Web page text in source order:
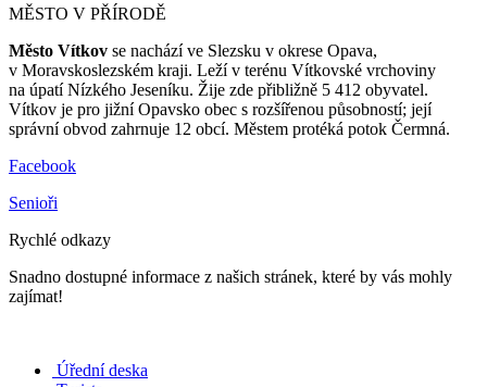
MĚSTO V PŘÍRODĚ
Město Vítkov se nachází ve Slezsku v okrese Opava,
v Moravskoslezském kraji. Leží v terénu Vítkovské vrchoviny
na úpatí Nízkého Jeseníku. Žije zde přibližně 5 412 obyvatel.
Vítkov je pro jižní Opavsko obec s rozšířenou působností; její
správní obvod zahrnuje 12 obcí. Městem protéká potok Čermná.
Facebook
Senioři
Rychlé odkazy
Snadno dostupné informace z našich stránek, které by vás mohly
zajímat!
Úřední deska